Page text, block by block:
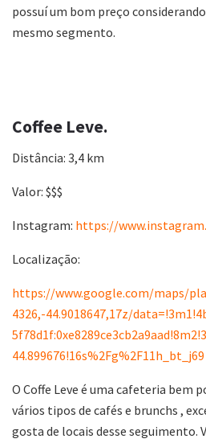
possuí um bom preço
mesmo segmento.
Coffee Leve.
Distância: 3,4 km
Valor: $$$
Instagram: https://
Localização:
https://www.google.com/maps/
4326,-44.9018647,17z/
44.899676!16s%2Fg%2F11h_bt_j69
O Coffe Leve é uma cafeteria bem
vários tipos de cafés e brunchs ,
gosta de locais desse seguimento.